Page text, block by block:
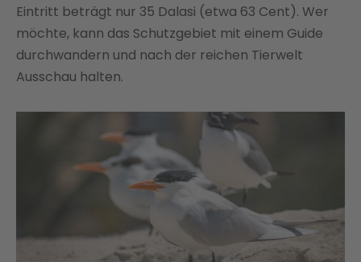
Eintritt beträgt nur 35 Dalasi (etwa 63 Cent). Wer
möchte, kann das Schutzgebiet mit einem Guide
durchwandern und nach der reichen Tierwelt
Ausschau halten.